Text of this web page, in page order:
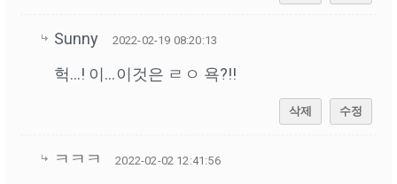
Sunny 2022-02-19 08:20:13
헉…! 이…이것은 ㄹㅇ 욕?!!
삭제 수정
ㅋㅋㅋ 2022-02-02 12:41:56